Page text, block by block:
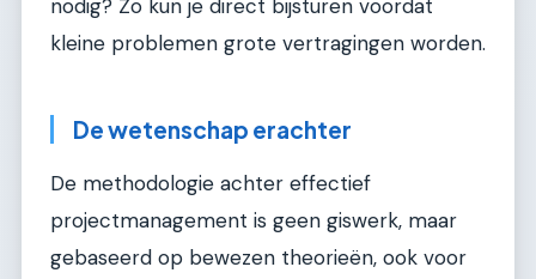
nodig? Zo kun je direct bijsturen voordat
kleine problemen grote vertragingen worden.
De wetenschap erachter
De methodologie achter effectief
projectmanagement is geen giswerk, maar
gebaseerd op bewezen theorieën, ook voor